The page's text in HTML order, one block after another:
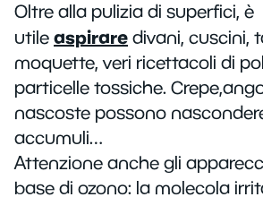
Oltre alla pulizia di superfici, è
utile aspirare divani, cuscini,
moquette, veri ricettacoli di
particelle tossiche.
nascoste possono
accumuli…
Attenzione anche gli
base di ozono: la molecola